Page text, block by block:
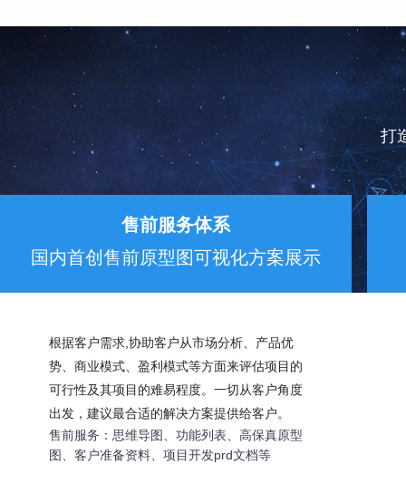
打
售前服务体系
国内首创售前原型图可视化方案展示
根据客户需求,协助客户从市场分析、产品优
势、商业模式、盈利模式等方面来评估项目的
可行性及其项目的难易程度。一切从客户角度
出发，建议最合适的解决方案提供给客户。
售前服务：思维导图、功能列表、高保真原型
图、客户准备资料、项目开发prd文档等